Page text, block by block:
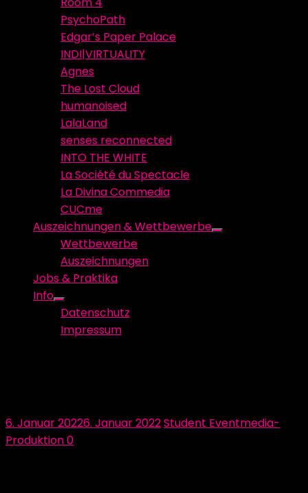
PsychoPath
Edgar’s Paper Palace
INDI|VIRTUALITY
Agnes
The Lost Cloud
humanoised
LalaLand
senses reconnected
INTO THE WHITE
La Société du Spectacle
La Divina Commedia
CUCme
Auszeichnungen & Wettbewerbe
Show
Wettbewerbe
Auszeichnungen
Jobs & Praktika
Info
Show
sub
menu
Datenschutz
Impressum
Posted
on
6. Januar 20226. Januar 2022Author
Student Eventmedia-
Produktion0